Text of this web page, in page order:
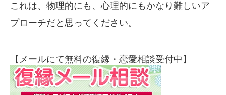
これは、物理的にも、心理的にもかなり難しいア
プローチだと思ってください。
【メールにて無料の復縁・恋愛相談受付中】